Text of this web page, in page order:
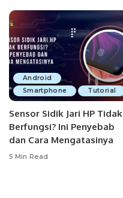
Android
Smartphone
Tutorial
Sensor Sidik Jari HP Tidak
Berfungsi? Ini Penyebab
dan Cara Mengatasinya
5 Min Read